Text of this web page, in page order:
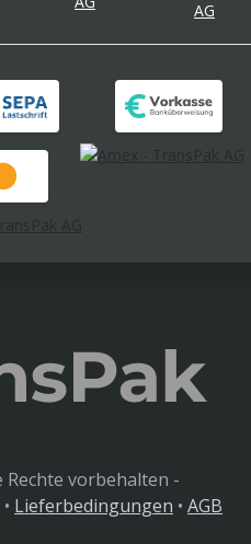
Rechte vorbehalten -
• Lieferbedingungen • AGB